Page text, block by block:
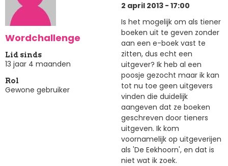
Wordchallenge
Lid sinds
13 jaar 4 maanden
Rol
Gewone gebruiker
2 april 2013 - 17:00
Is het mogelijk om als tiener
boeken uit te geven zonder
aan een e-boek vast te
zitten, dus echt een
uitgever? Ik heb al een
poosje gezocht maar ik kan
tot nu toe geen uitgevers
vinden die duidelijk
aangeven dat ze boeken
geschreven door tieners
uitgeven. Ik kom
voornamelijk op uitgeverijen
als 'De Eekhoorn', en dat is
niet wat ik zoek.